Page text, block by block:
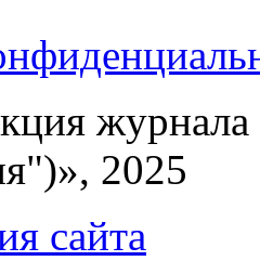
2025
сайта